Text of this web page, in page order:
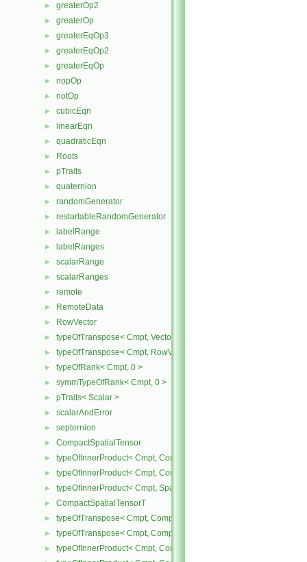
► greaterOp2
► greaterOp
► greaterEqOp3
► greaterEqOp2
► greaterEqOp
► nopOp
► notOp
► cubicEqn
► linearEqn
► quadraticEqn
► Roots
► pTraits
► quaternion
► randomGenerator
► restartableRandomGenerator
► labelRange
► labelRanges
► scalarRange
► scalarRanges
► remote
► RemoteData
► RowVector
► typeOfTranspose< Cmpt, Vector< Cmpt > >
► typeOfTranspose< Cmpt, RowVector< Cmpt > >
► typeOfRank< Cmpt, 0 >
► symmTypeOfRank< Cmpt, 0 >
► pTraits< Scalar >
► scalarAndError
► septernion
► CompactSpatialTensor
► typeOfInnerProduct< Cmpt, CompactSpatialTensor< Cmpt >,
► typeOfInnerProduct< Cmpt, CompactSpatialTensor< Cmpt >,
► typeOfInnerProduct< Cmpt, SpatialTensor< Cmpt >,
► CompactSpatialTensorT
► typeOfTranspose< Cmpt, CompactSpatialTensor< Cmpt > >
► typeOfTranspose< Cmpt, CompactSpatialTensorT< Cmpt > >
► typeOfInnerProduct< Cmpt, CompactSpatialTensor< Cmpt >,